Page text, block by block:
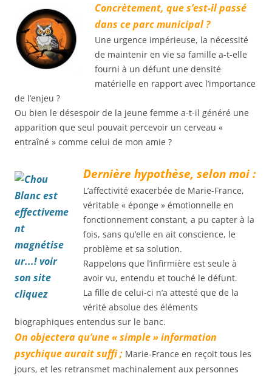
Concrètement, que s’est-il passé
dans ce parc municipal ?
Une urgence impérieuse, la nécessité
de maintenir en vie sa famille a-t-elle
fourni à un défunt une densité
matérielle en rapport avec l’importance
de l’enjeu ?
Ou bien le désespoir de la jeune femme a-t-il généré une
apparition que seul pouvait percevoir un cerveau «
entraîné » comme celui de mon amie ?
Dernière hypothèse, selon moi :
L’affectivité exacerbée de Marie-France,
véritable « éponge » émotionnelle en
fonctionnement constant, a pu capter à la
fois, sans qu’elle en ait conscience, le
problème et sa solution.
Rappelons que l’infirmière est seule à
avoir vu, entendu et touché le défunt.
La fille de celui-ci n’a attesté que de la
vérité absolue des éléments
biographiques entendus sur le banc.
On objectera qu’une « simple » information
psychique aurait suffi ; Marie-France en reçoit tous les
jours, et les retransmet machinalement aux personnes